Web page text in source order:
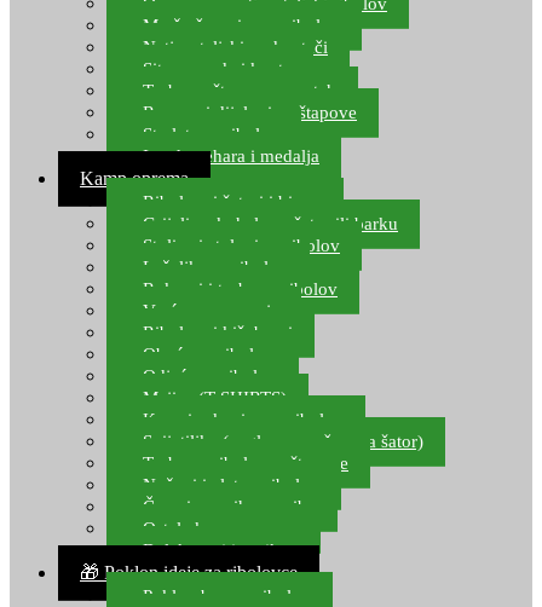
Mreže čuvarice za ribolov
Natjecateljski podmetači
Sito, posude i kante
Torbe za štapove – match
Rezervni dijelovi za štapove
Starlete za ribolov
Izrada pehara i medalja
Kamp oprema
Ribolovni šatori i bivvy
Grijalice, kuhala za šator ili barku
Stolice i stolovi za ribolov
Ležaljke za ribolov
Ruksaci i torbe za ribolov
Vreće za spavanje
Ribolovni kišobrani
Obuća za ribolov
Odjeća za ribolov
Majice (T-SHIRTS)
Kape i rukavice za ribolov
Svijetiljke (naglavne, ručne, za šator)
Torbe za ribolovne štapove
Noževi i alat za ribolov
Čamci za prihranu ribe
Ostala kamp oprema
Dalekozori i optika
🎁 Poklon ideje za ribolovce
Poklon bon za ribolov